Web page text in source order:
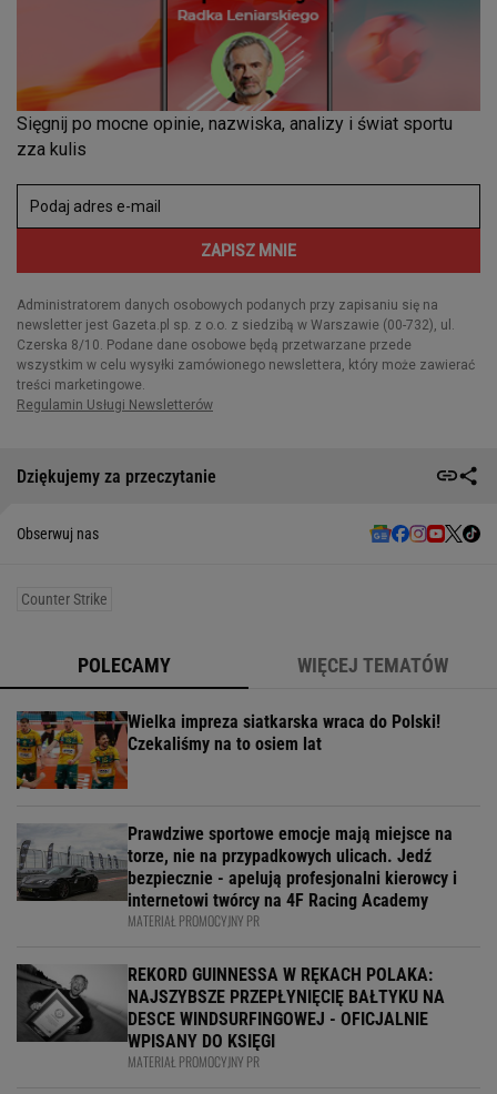
Dziękujemy za przeczytanie
Obserwuj nas
Counter Strike
POLECAMY WIĘCEJ TEMATÓW
Wielka impreza siatkarska wraca do Polski!
Czekaliśmy na to osiem lat
Prawdziwe sportowe emocje mają miejsce na
torze, nie na przypadkowych ulicach. Jedź
bezpiecznie - apelują profesjonalni kierowcy i
internetowi twórcy na 4F Racing Academy
MATERIAŁ PROMOCYJNY PR
REKORD GUINNESSA W RĘKACH POLAKA:
NAJSZYBSZE PRZEPŁYNIĘCIĘ BAŁTYKU NA
DESCE WINDSURFINGOWEJ - OFICJALNIE
WPISANY DO KSIĘGI
MATERIAŁ PROMOCYJNY PR